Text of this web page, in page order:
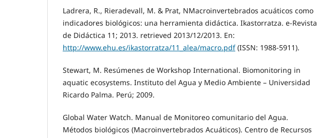
Ladrera, R., Rieradevall, M. & Prat, NMacroinvertebrados acuáticos como
indicadores biológicos: una herramienta didáctica. Ikastorratza. e-Revista
de Didáctica 11; 2013. retrieved 2013/12/2013. En:
http://www.ehu.es/ikastorratza/11_alea/macro.pdf(ISSN: 1988-5911).
Stewart, M. Resúmenes de Workshop International. Biomonitoring in
aquatic ecosystems. Instituto del Agua y Medio Ambiente – Universidad
Ricardo Palma. Perú; 2009.
Global Water Watch. Manual de Monitoreo comunitario del Agua.
Métodos biológicos (Macroinvertebrados Acuáticos). Centro de Recursos